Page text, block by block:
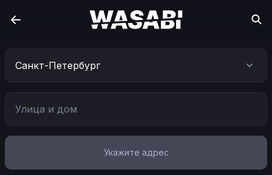
Санкт-Петербург
Укажите адрес